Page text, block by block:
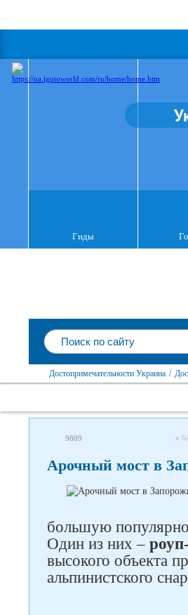
Гиды
Достопримечательности Украина /
9809 я
Арочный мост в
большую
Один из них –
высокого объекта
альпинистского